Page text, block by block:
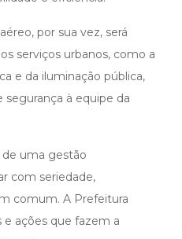
por sua vez, será
serviços urbanos, como a
e da iluminação pública,
segurança à equipe da
de uma gestão
com seriedade,
comum. A Prefeitura
ações que fazem a